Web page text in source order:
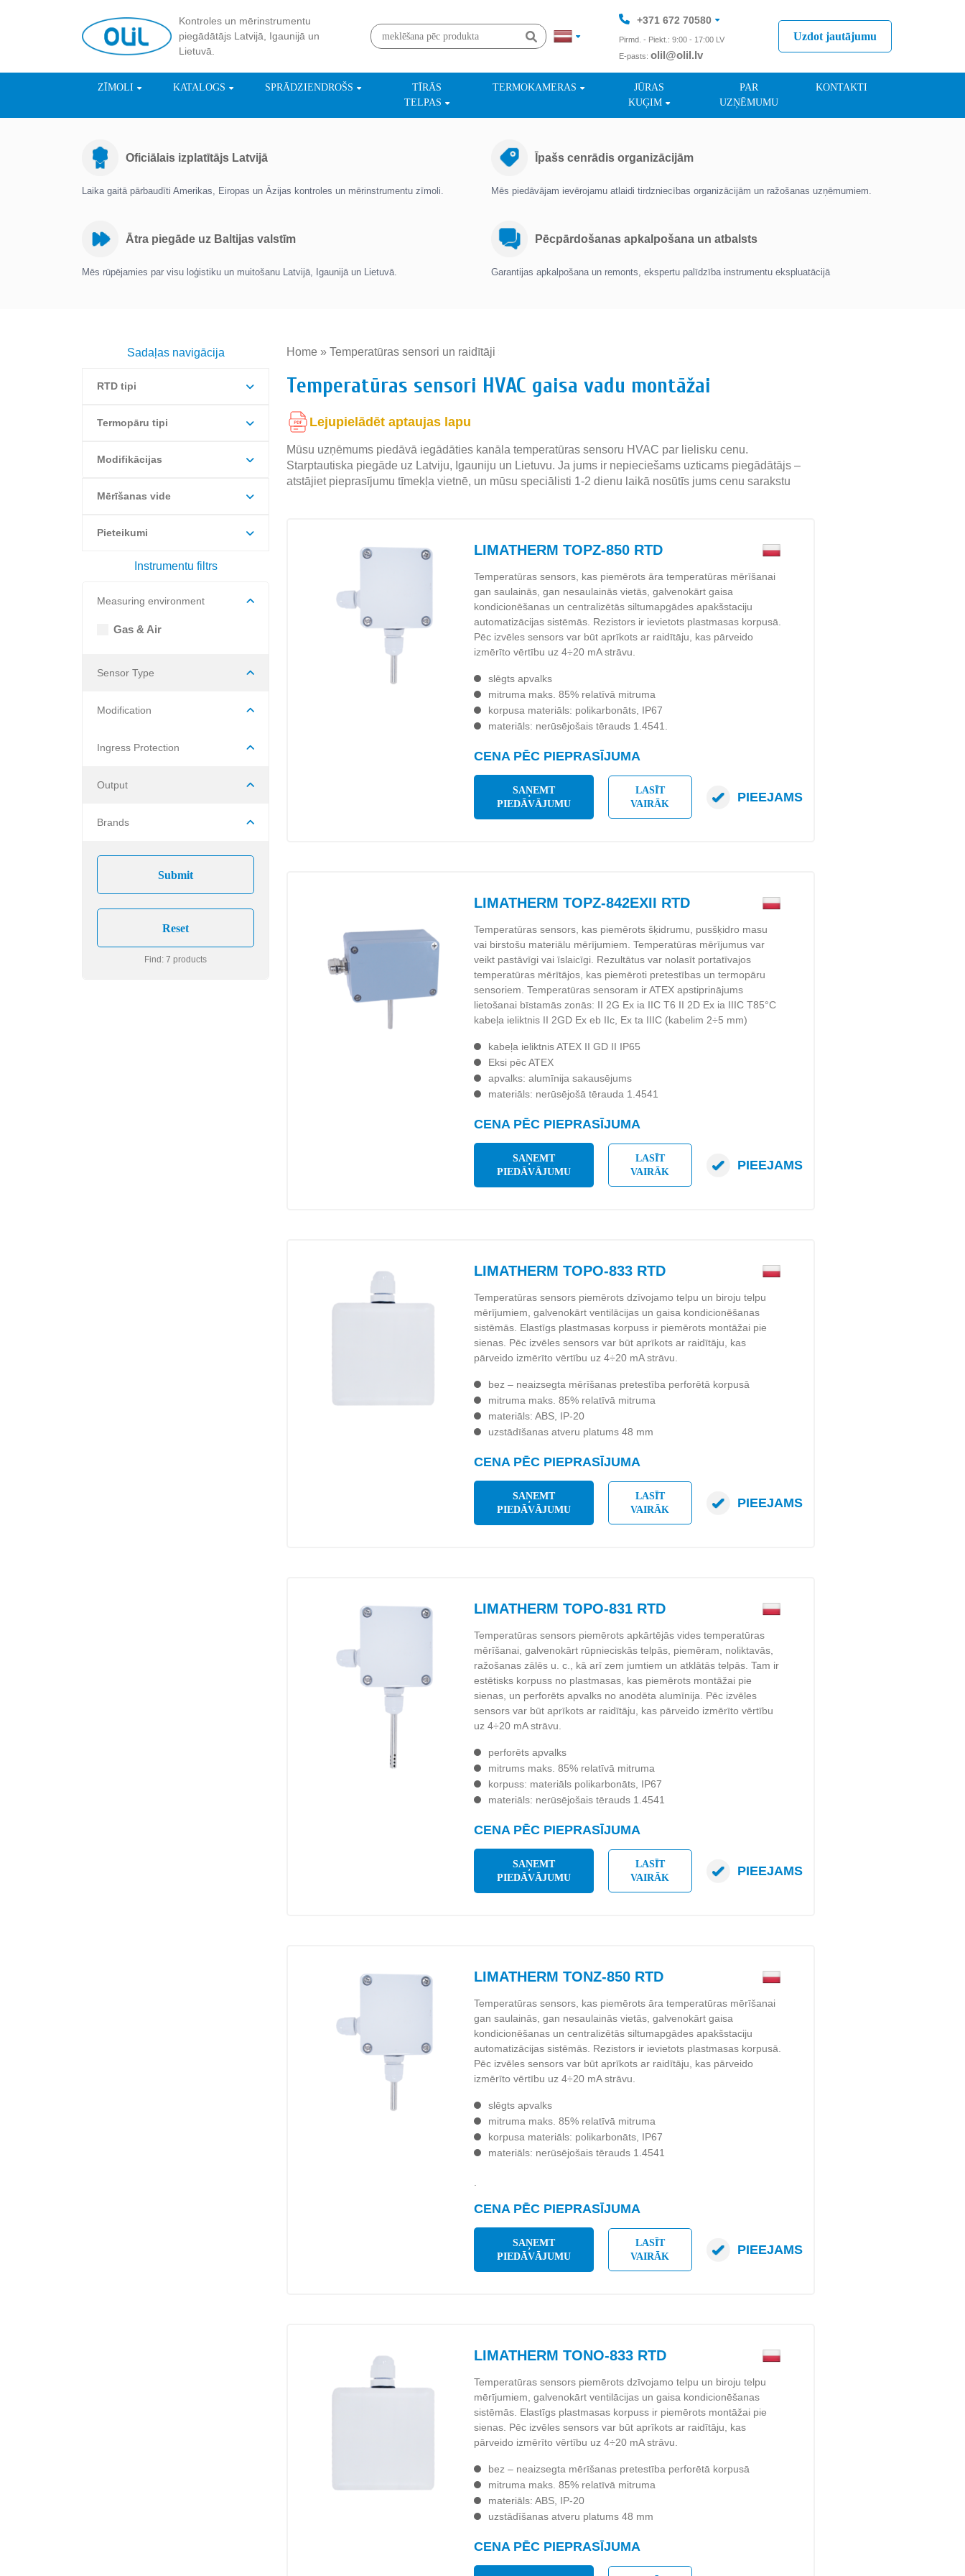
Kontroles un mērinstrumentu
piegādātājs Latvijā, Igaunijā un
Lietuvā.
+371 672 70580
Pirmd. - Piekt.: 9:00 - 17:00 LV
E-pasts: olil@olil.lv
+371 287 11411
Uzdot jautājumu
ZĪMOLI KATALOGS SPRĀDZIENDROŠS
TĪRĀS
TELPAS
TERMOKAMERAS
JŪRAS
KUĢIM
PAR
UZŅĒMUMU
KONTAKTI
Oficiālais izplatītājs Latvijā
Laika gaitā pārbaudīti Amerikas, Eiropas un Āzijas kontroles un mērinstrumentu zīmoli.
Īpašs cenrādis organizācijām
Mēs piedāvājam ievērojamu atlaidi tirdzniecības organizācijām un ražošanas uzņēmumiem.
Ātra piegāde uz Baltijas valstīm
Mēs rūpējamies par visu loģistiku un muitošanu Latvijā, Igaunijā un Lietuvā.
Pēcpārdošanas apkalpošana un atbalsts
Garantijas apkalpošana un remonts, ekspertu palīdzība instrumentu ekspluatācijā
Sadaļas navigācija
RTD tipi
Termopāru tipi
Modifikācijas
Mērīšanas vide
Pieteikumi
Instrumentu filtrs
Measuring environment
Gas & Air
Sensor Type
Modification
Ingress Protection
Output
Brands
Find: 7 products
Home » Temperatūras sensori un raidītāji
Temperatūras sensori HVAC gaisa vadu montāžai
Lejupielādēt aptaujas lapu
Mūsu uzņēmums piedāvā iegādāties kanāla temperatūras sensoru HVAC par lielisku cenu.
Starptautiska piegāde uz Latviju, Igauniju un Lietuvu. Ja jums ir nepieciešams uzticams piegādātājs –
atstājiet pieprasījumu tīmekļa vietnē, un mūsu speciālisti 1-2 dienu laikā nosūtīs jums cenu sarakstu
LIMATHERM TOPZ-850 RTD
Temperatūras sensors, kas piemērots āra temperatūras mērīšanai
gan saulainās, gan nesaulainās vietās, galvenokārt gaisa
kondicionēšanas un centralizētās siltumapgādes apakšstaciju
automatizācijas sistēmās. Rezistors ir ievietots plastmasas korpusā.
Pēc izvēles sensors var būt aprīkots ar raidītāju, kas pārveido
izmērīto vērtību uz 4÷20 mA strāvu.
slēgts apvalks
mitruma maks. 85% relatīvā mitruma
korpusa materiāls: polikarbonāts, IP67
materiāls: nerūsējošais tērauds 1.4541.
CENA PĒC PIEPRASĪJUMA
SAŅEMT
PIEDĀVĀJUMU
LASĪT
VAIRĀK
PIEEJAMS
LIMATHERM TOPZ-842EXII RTD
Temperatūras sensors, kas piemērots šķidrumu, pusšķidro masu
vai birstošu materiālu mērījumiem. Temperatūras mērījumus var
veikt pastāvīgi vai īslaicīgi. Rezultātus var nolasīt portatīvajos
temperatūras mērītājos, kas piemēroti pretestības un termopāru
sensoriem. Temperatūras sensoram ir ATEX apstiprinājums
lietošanai bīstamās zonās: II 2G Ex ia IIC T6 II 2D Ex ia IIIC T85°C
kabeļa ieliktnis II 2GD Ex eb IIc, Ex ta IIIC (kabelim 2÷5 mm)
kabeļa ieliktnis ATEX II GD II IP65
Eksi pēc ATEX
apvalks: alumīnija sakausējums
materiāls: nerūsējošā tērauda 1.4541
CENA PĒC PIEPRASĪJUMA
SAŅEMT
PIEDĀVĀJUMU
LASĪT
VAIRĀK
PIEEJAMS
LIMATHERM TOPO-833 RTD
Temperatūras sensors piemērots dzīvojamo telpu un biroju telpu
mērījumiem, galvenokārt ventilācijas un gaisa kondicionēšanas
sistēmās. Elastīgs plastmasas korpuss ir piemērots montāžai pie
sienas. Pēc izvēles sensors var būt aprīkots ar raidītāju, kas
pārveido izmērīto vērtību uz 4÷20 mA strāvu.
bez – neaizsegta mērīšanas pretestība perforētā korpusā
mitruma maks. 85% relatīvā mitruma
materiāls: ABS, IP-20
uzstādīšanas atveru platums 48 mm
CENA PĒC PIEPRASĪJUMA
SAŅEMT
PIEDĀVĀJUMU
LASĪT
VAIRĀK
PIEEJAMS
LIMATHERM TOPO-831 RTD
Temperatūras sensors piemērots apkārtējās vides temperatūras
mērīšanai, galvenokārt rūpnieciskās telpās, piemēram, noliktavās,
ražošanas zālēs u. c., kā arī zem jumtiem un atklātās telpās. Tam ir
estētisks korpuss no plastmasas, kas piemērots montāžai pie
sienas, un perforēts apvalks no anodēta alumīnija. Pēc izvēles
sensors var būt aprīkots ar raidītāju, kas pārveido izmērīto vērtību
uz 4÷20 mA strāvu.
perforēts apvalks
mitrums maks. 85% relatīvā mitruma
korpuss: materiāls polikarbonāts, IP67
materiāls: nerūsējošais tērauds 1.4541
CENA PĒC PIEPRASĪJUMA
SAŅEMT
PIEDĀVĀJUMU
LASĪT
VAIRĀK
PIEEJAMS
LIMATHERM TONZ-850 RTD
Temperatūras sensors, kas piemērots āra temperatūras mērīšanai
gan saulainās, gan nesaulainās vietās, galvenokārt gaisa
kondicionēšanas un centralizētās siltumapgādes apakšstaciju
automatizācijas sistēmās. Rezistors ir ievietots plastmasas korpusā.
Pēc izvēles sensors var būt aprīkots ar raidītāju, kas pārveido
izmērīto vērtību uz 4÷20 mA strāvu.
slēgts apvalks
mitruma maks. 85% relatīvā mitruma
korpusa materiāls: polikarbonāts, IP67
materiāls: nerūsējošais tērauds 1.4541
CENA PĒC PIEPRASĪJUMA
SAŅEMT
PIEDĀVĀJUMU
LASĪT
VAIRĀK
PIEEJAMS
LIMATHERM TONO-833 RTD
Temperatūras sensors piemērots dzīvojamo telpu un biroju telpu
mērījumiem, galvenokārt ventilācijas un gaisa kondicionēšanas
sistēmās. Elastīgs plastmasas korpuss ir piemērots montāžai pie
sienas. Pēc izvēles sensors var būt aprīkots ar raidītāju, kas
pārveido izmērīto vērtību uz 4÷20 mA strāvu.
bez – neaizsegta mērīšanas pretestība perforētā korpusā
mitruma maks. 85% relatīvā mitruma
materiāls: ABS, IP-20
uzstādīšanas atveru platums 48 mm
CENA PĒC PIEPRASĪJUMA